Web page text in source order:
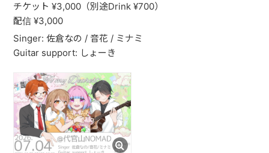
スタッフ紹介
スケジュール
メニュー
会場設備
レコーディング
チケット ¥3,000（別途Drink ¥700）
配信 ¥3,000
Singer: 佐倉なの / 音花 / ミナミ
Guitar support: しょーき